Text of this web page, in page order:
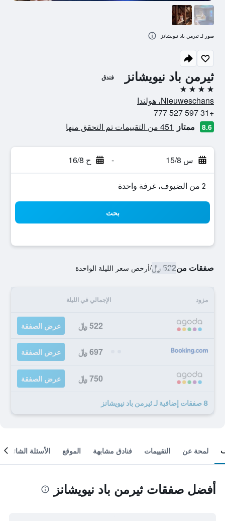
ثيرمن باد نيويشانز فندق
4 نجوم
Nieuweschans، هولندا
+31 597 527 777
8.6 ممتاز 451 من التقييمات تم التحقق منها
س 15/8 - ح 16/8
2 من الضيوف، غرفة واحدة
بحث
صفقات من522 ﷼ /أرخص سعر الليلة الواحدة
مزود الإجمالي في الليلة
522 ﷼ عرض الصفقة
697 ﷼ عرض الصفقة
750 ﷼ عرض الصفقة
8 صفقات إضافية لـ ثيرمن باد نيويشانز
صور لـ ثيرمن باد نيويشانز
لمحة عن التقييمات فنادق مشابهة الموقع الأسئلة الشائعة
أفضل صفقات ثيرمن باد نيويشانز